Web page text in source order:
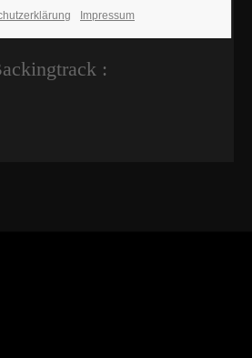
:
Impressum